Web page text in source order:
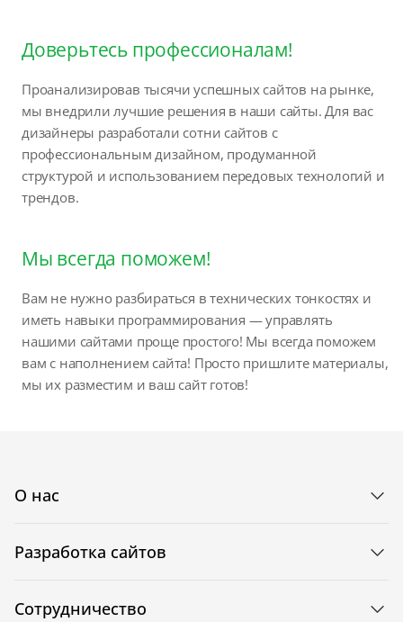
Доверьтесь профессионалам!
Проанализировав тысячи успешных сайтов на рынке,
мы внедрили лучшие решения в наши сайты. Для вас
дизайнеры разработали сотни сайтов с
профессиональным дизайном, продуманной
структурой и использованием передовых технологий и
трендов.
Мы всегда поможем!
Вам не нужно разбираться в технических тонкостях и
иметь навыки программирования — управлять
нашими сайтами проще простого! Мы всегда поможем
вам с наполнением сайта! Просто пришлите материалы,
мы их разместим и ваш сайт готов!
О нас
Разработка сайтов
Сотрудничество